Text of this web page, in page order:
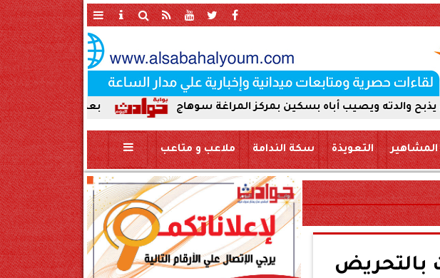
بعد ضبط حمير مذبوحة في ويصيب أباه بسكين بمركز المراغة سوهاج
التعويذة سكة الندامة ملاعب و متاعب
بالتحريض